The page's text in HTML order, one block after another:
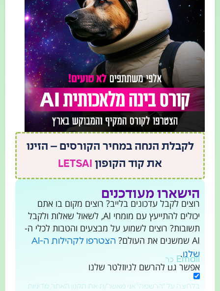
לקבלת הנחה במחיר הקורסים – הזינו
את קוד הקופוןLETSAI
הישארו מעודכנים
רוצים לקבל עדכונים בלייב? רוצים מקום בו אתם
יכולים להתייעץ עם מומחי AI, לשאול שאלות ולקבל
תשובות? רוצים לשמוע על מבצעים והטבות לכלי ה-
הצטרפו לקהילות ה-AI
שלנו.
אפשר גם להרשם לניוזלטר שלנו
Email
בלחיצה על "הרשמה" אני מאשר/ת את תקנון האתר, מדיניות